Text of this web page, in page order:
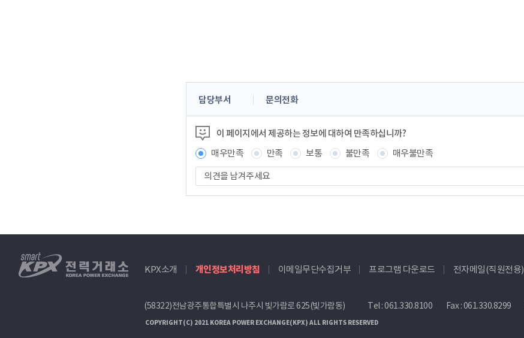
콘
츠
정
보
책
임
자
담당부서 문의전화
이 페이지에서 제공하는 정보에 대하여 만족하십니까?
매우만족
만족 보통 불만족
매우불만족
견
을
주
전
래
소
KPX소개 개인정보처리방침 이메일무단수집거부 프로그램 다운로드 전자메일(직원전용)
(58322)전남광주통합특별시 나주시 빛가람로 625(빛가람동) Tel :061.330.8100 Fax : 061.330.8299
COPYRIGHT(C) 2021 KOREA POWER EXCHANGE(KPX) ALL RIGHTS RESERVED